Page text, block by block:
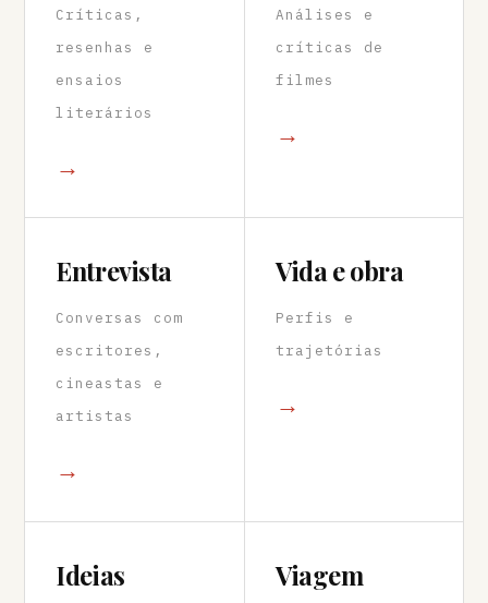
Críticas,
resenhas e
ensaios
literários
→
Análises e
críticas de
filmes
→
Entrevista
Conversas com
escritores,
cineastas e
artistas
→
Vida e obra
Perfis e
trajetórias
→
Ideias Viagem